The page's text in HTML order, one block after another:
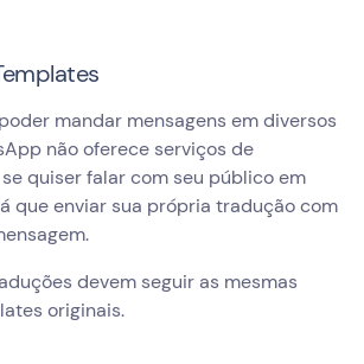
mandar mensagens em diversos
não oferece serviços de
quiser falar com seu público em
que enviar sua própria tradução com
devem seguir as mesmas
originais.